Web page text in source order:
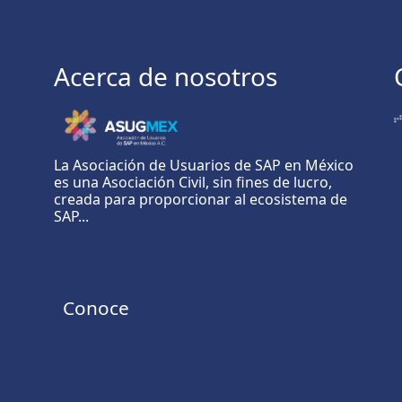
Acerca de nosotros
La Asociación de Usuarios de SAP en México
es una Asociación Civil, sin fines de lucro,
creada para proporcionar al ecosistema de
SAP...
Conoce